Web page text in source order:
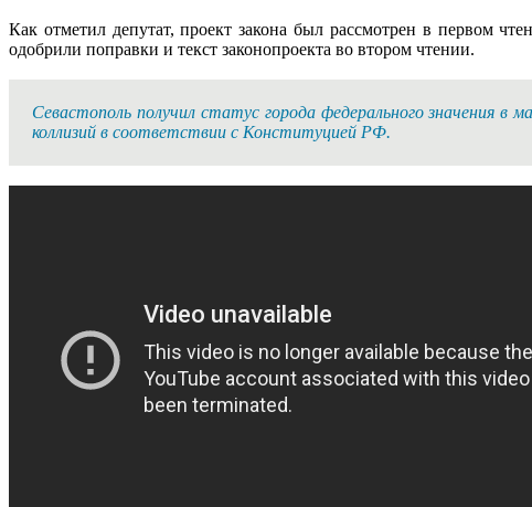
Как отметил депутат, проект закона был рассмотрен в первом
одобрили поправки и текст законопроекта во втором чтении.
Севастополь получил статус города федерального значения в
коллизий в соответствии с Конституцией РФ.